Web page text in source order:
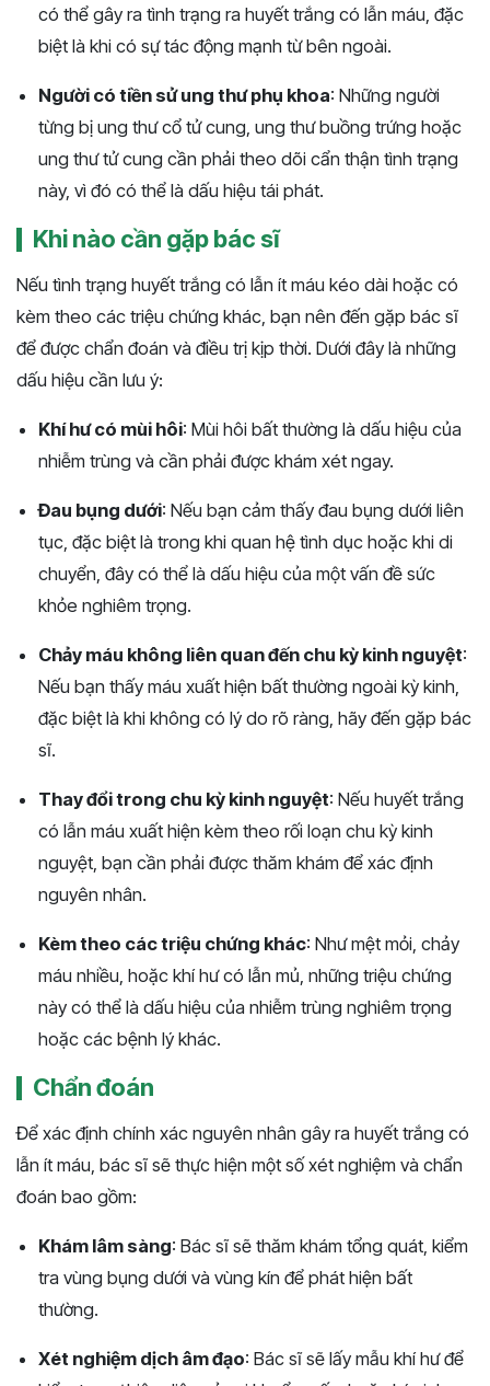
có thể gây ra tình trạng ra huyết trắng có lẫn máu, đặc
biệt là khi có sự tác động mạnh từ bên ngoài.
Người có tiền sử ung thư phụ khoa: Những người
từng bị ung thư cổ tử cung, ung thư buồng trứng hoặc
ung thư tử cung cần phải theo dõi cẩn thận tình trạng
này, vì đó có thể là dấu hiệu tái phát.
Khi nào cần gặp bác sĩ
Nếu tình trạng huyết trắng có lẫn ít máu kéo dài hoặc có
kèm theo các triệu chứng khác, bạn nên đến gặp bác sĩ
để được chẩn đoán và điều trị kịp thời. Dưới đây là những
dấu hiệu cần lưu ý:
Khí hư có mùi hôi: Mùi hôi bất thường là dấu hiệu của
nhiễm trùng và cần phải được khám xét ngay.
Đau bụng dưới: Nếu bạn cảm thấy đau bụng dưới liên
tục, đặc biệt là trong khi quan hệ tình dục hoặc khi di
chuyển, đây có thể là dấu hiệu của một vấn đề sức
khỏe nghiêm trọng.
Chảy máu không liên quan đến chu kỳ kinh nguyệt:
Nếu bạn thấy máu xuất hiện bất thường ngoài kỳ kinh,
đặc biệt là khi không có lý do rõ ràng, hãy đến gặp bác
sĩ.
Thay đổi trong chu kỳ kinh nguyệt: Nếu huyết trắng
có lẫn máu xuất hiện kèm theo rối loạn chu kỳ kinh
nguyệt, bạn cần phải được thăm khám để xác định
nguyên nhân.
Kèm theo các triệu chứng khác: Như mệt mỏi, chảy
máu nhiều, hoặc khí hư có lẫn mủ, những triệu chứng
này có thể là dấu hiệu của nhiễm trùng nghiêm trọng
hoặc các bệnh lý khác​​.
Chẩn đoán
Để xác định chính xác nguyên nhân gây ra huyết trắng có
lẫn ít máu, bác sĩ sẽ thực hiện một số xét nghiệm và chẩn
đoán bao gồm:
Khám lâm sàng: Bác sĩ sẽ thăm khám tổng quát, kiểm
tra vùng bụng dưới và vùng kín để phát hiện bất
thường.
Xét nghiệm dịch âm đạo: Bác sĩ sẽ lấy mẫu khí hư để